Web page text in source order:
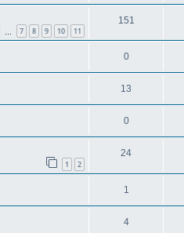
7 8 9 10 11
151
0
13
0
1 2
24
1
4